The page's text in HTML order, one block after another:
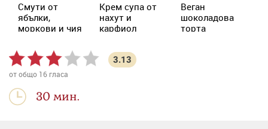
Смути от
ябълки,
моркови и чия
Крем супа от
нахут и
карфиол
Веган
шоколадова
торта
3.13
от общо 16 гласа
30 мин.